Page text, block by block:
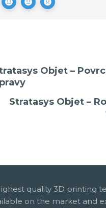
Objet –
Stratasys Objet –
quality 3D printing
on the market and